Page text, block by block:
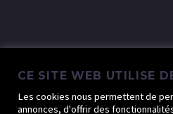
CE SITE WEB UTILISE
Les cookies nous permettent de
annonces, d'offrir des